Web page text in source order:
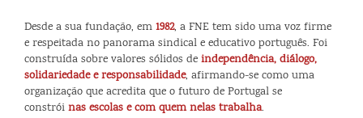
Desde a sua fundação, em 1982, a FNE tem sido uma voz firme
e respeitada no panorama sindical e educativo português. Foi
construída sobre valores sólidos de independência, diálogo,
solidariedade e responsabilidade, afirmando-se como uma
organização que acredita que o futuro de Portugal se
constrói nas escolas e com quem nelas trabalha.